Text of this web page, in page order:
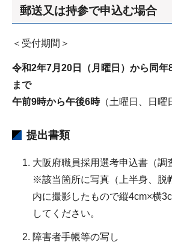
郵送又は持参で申込む場合
＜受付期間＞
令和2年7月20日（月曜日）から同年
まで
午前9時から午後6時（土曜日、日曜
提出書類
大阪府職員採用選考申込書（調
※該当箇所に写真（上半身、脱
内に撮影したもので縦4cm×横
してください。
障害者手帳等の写し